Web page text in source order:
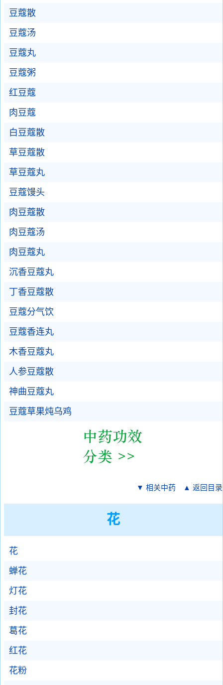
豆蔻散
豆蔻汤
豆蔻丸
豆蔻粥
红豆蔻
肉豆蔻
白豆蔻散
草豆蔻散
草豆蔻丸
豆蔻馒头
肉豆蔻散
肉豆蔻汤
肉豆蔻丸
沉香豆蔻丸
丁香豆蔻散
豆蔻分气饮
豆蔻香连丸
木香豆蔻丸
人参豆蔻散
神曲豆蔻丸
豆蔻草果炖乌鸡
▼ 相关中药 ▲ 返回目录
花
花
蝉花
灯花
封花
葛花
红花
花粉